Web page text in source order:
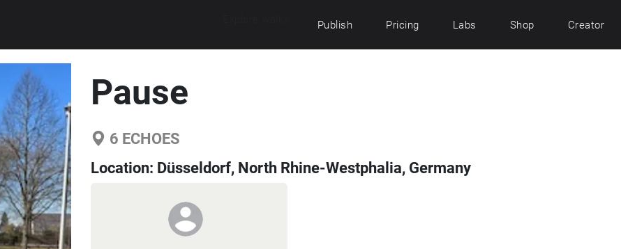
Publish Pricing Labs Shop Creator
Pause
6 ECHOES
Location: Düsseldorf, North Rhine-Westphalia, Germany